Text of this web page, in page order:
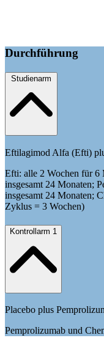
Durchführung
Eftilagimod Alfa (Efti)
Efti: alle 2 Wochen für 6
insgesamt 24 Monaten;
insgesamt 24 Monaten;
Zyklus = 3 Wochen)
Kontrollarm 1
Placebo plus
Pemprolizumab und